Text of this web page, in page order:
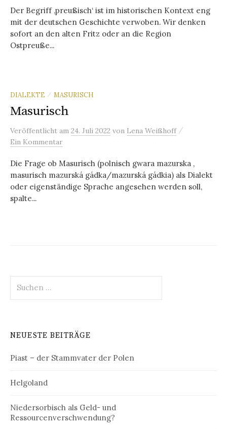
Der Begriff ‚preußisch‘ ist im historischen Kontext eng
mit der deutschen Geschichte verwoben. Wir denken
sofort an den alten Fritz oder an die Region
Ostpreuße...
DIALEKTE / MASURISCH
Masurisch
Veröffentlicht am 24. Juli 2022 von Lena Weißhoff /
Ein Kommentar
Die Frage ob Masurisch (polnisch gwara mazurska ,
masurisch mazurská gádka/mazurská gádkia) als Dialekt
oder eigenständige Sprache angesehen werden soll,
spalte...
nach:
NEUESTE BEITRÄGE
Piast – der Stammvater der Polen
Helgoland
Niedersorbisch als Geld- und
Ressourcenverschwendung?